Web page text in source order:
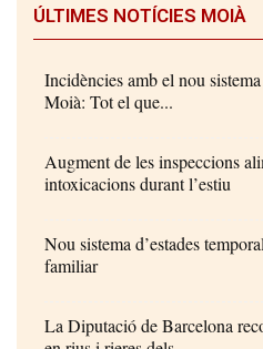
ÚLTIMES NOTÍCIES MOIÀ
Incidències amb el nou
Moià: Tot el que...
Augment de les inspeccions
intoxicacions durant l’estiu
Nou sistema d’estades
familiar
La Diputació de Barcelona